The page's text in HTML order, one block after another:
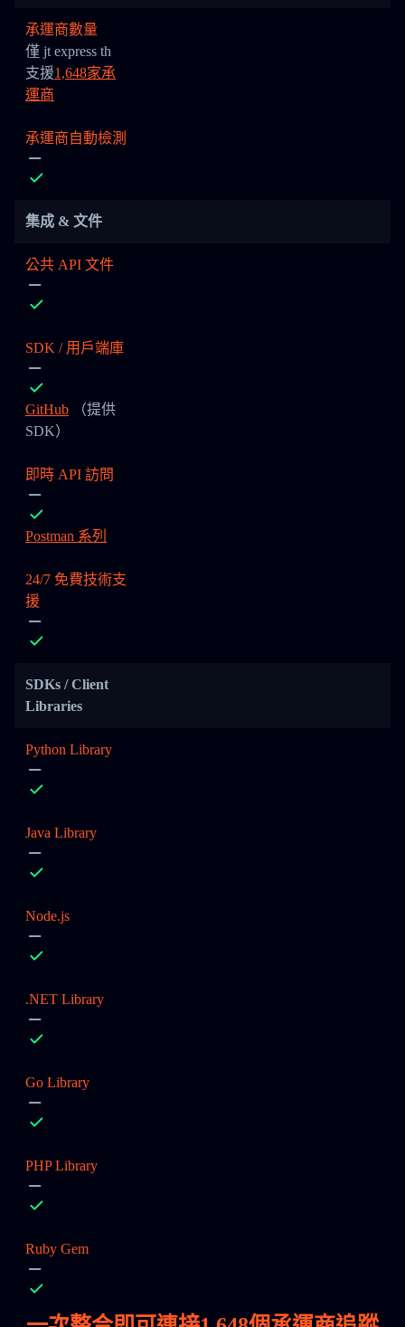
承運商數量
僅 jt express th
支援1,648家承
運商
承運商自動檢測
集成 & 文件
公共 API 文件
SDK / 用戶端庫
GitHub （提供
SDK）
即時 API 訪問
Postman 系列
24/7 免費技術支
援
SDKs / Client
Libraries
Python Library
Java Library
Node.js
.NET Library
Go Library
PHP Library
Ruby Gem